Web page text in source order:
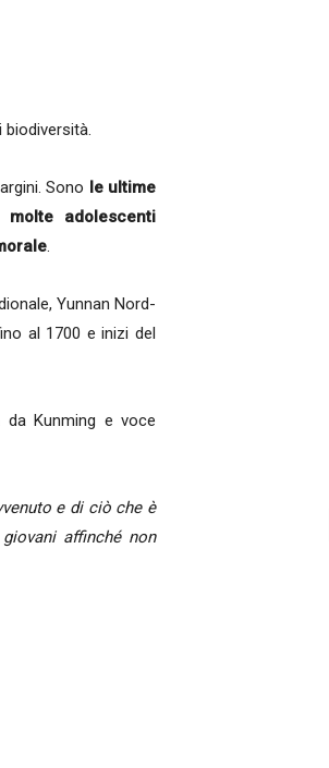
Sono le ultime
adolescenti
.
Yunnan Nord-
al 1700 e inizi del
da Kunming e voce
e di ciò che è
affinché non